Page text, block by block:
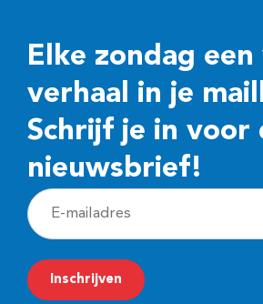
Elke zondag een
verhaal in je
Schrijf je in voor
nieuwsbrief!
E
-
m
a
Inschrijven